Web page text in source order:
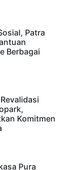
Patra
Berbagai
Komitmen
Pura